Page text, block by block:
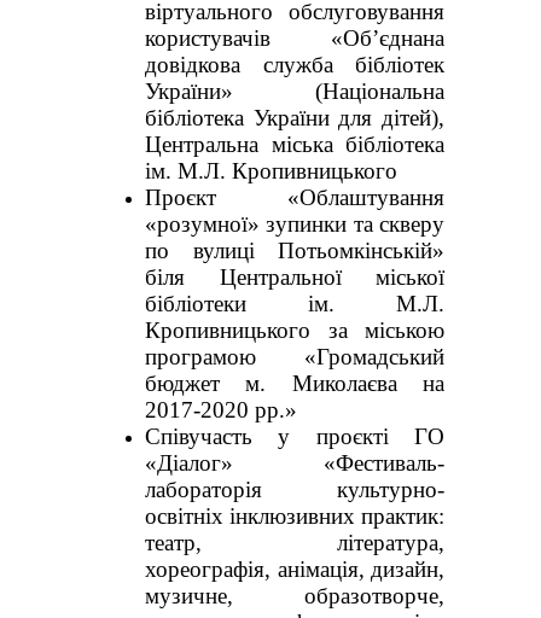
віртуального обслуговування
користувачів «Об’єднана
довідкова служба бібліотек
України» (Національна
бібліотека України для дітей),
Центральна міська бібліотека
ім. М.Л. Кропивницького
Проєкт «Облаштування
«розумної» зупинки та скверу
по вулиці Потьомкінській»
біля Центральної міської
бібліотеки ім. М.Л.
Кропивницького за міською
програмою «Громадський
бюджет м. Миколаєва на
2017-2020 рр.»
Співучасть у проєкті ГО
«Діалог» «Фестиваль-
лабораторія культурно-
освітніх інклюзивних практик:
театр, література,
хореографія, анімація, дизайн,
музичне, образотворче,